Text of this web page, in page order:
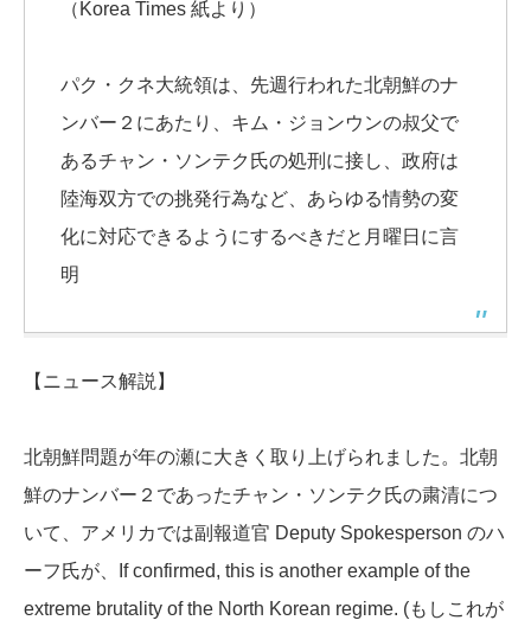
（Korea Times 紙より）
パク・クネ大統領は、先週行われた北朝鮮のナ
ンバー２にあたり、キム・ジョンウンの叔父で
あるチャン・ソンテク氏の処刑に接し、政府は
陸海双方での挑発行為など、あらゆる情勢の変
化に対応できるようにするべきだと月曜日に言
明
【ニュース解説】
北朝鮮問題が年の瀬に大きく取り上げられました。北朝
鮮のナンバー２であったチャン・ソンテク氏の粛清につ
いて、アメリカでは副報道官 Deputy Spokesperson のハ
ーフ氏が、
If confirmed, this is another example of the
extreme brutality of the North Korean regime. (もしこれが